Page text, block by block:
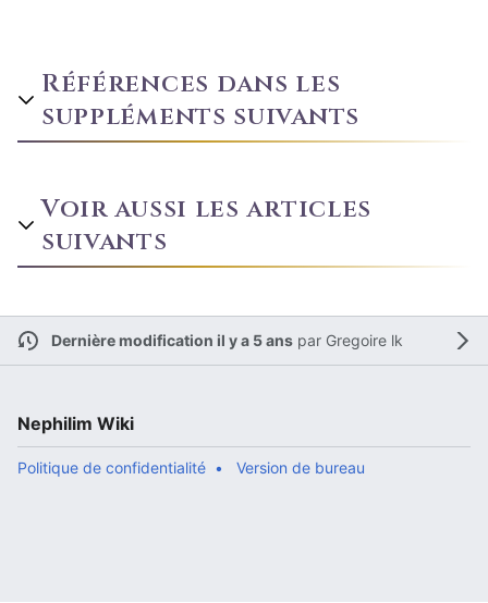
Références dans les
suppléments suivants
Voir aussi les articles
suivants
Dernière modification il y a 5 anspar Gregoire lk
Nephilim Wiki
Politique de confidentialité Version de bureau